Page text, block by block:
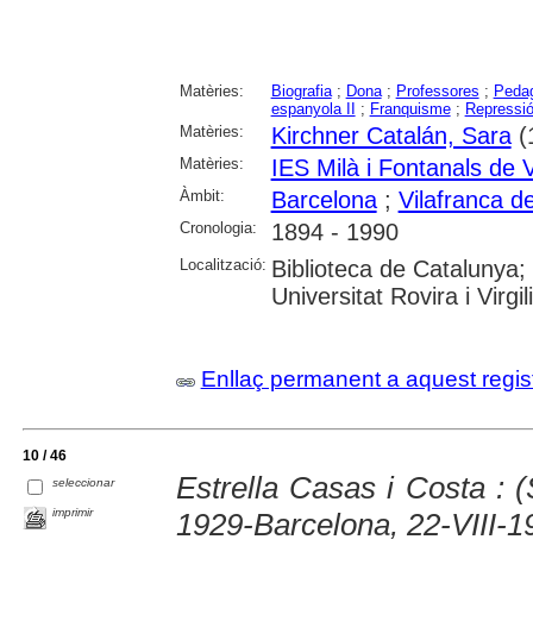
Matèries: Biografia; Dona; Professores ;
espanyola II
; Franquisme;
Matèries:
Kirchner Catalán, Sara
Matèries: IES Milà i Fontanals de
Àmbit: Barcelona; Vilafranca
Cronologia: 1894 - 1990
Localització: Biblioteca de
Universitat Rovira i Virgili
Enllaç permanent a aquest
10 / 46
seleccionar
imprimir
Estrella Casas i Costa :
1929-Barcelona, 22-VIII-